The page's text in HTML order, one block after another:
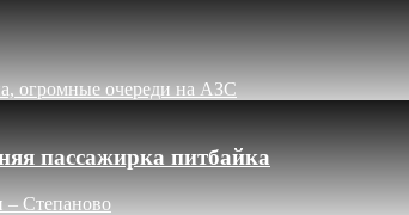
огромные очереди на АЗС
пассажирка питбайка
– Степаново